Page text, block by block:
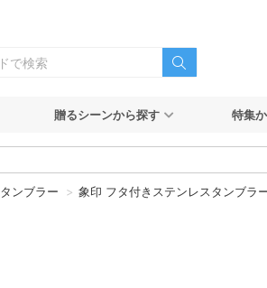
贈るシーンから探す 特集
タンブラー 象印 フタ付きステンレスタンブラ